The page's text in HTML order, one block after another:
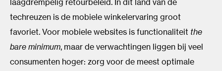
laagdrempelig retourbeleid. In dit land van de
techreuzen is de mobiele winkelervaring groot
favoriet. Voor mobiele websites is functionaliteit the
bare minimum, maar de verwachtingen liggen bij veel
consumenten hoger: zorg voor de meest optimale